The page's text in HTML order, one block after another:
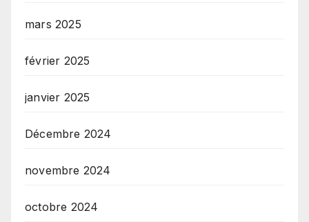
mars 2025
février 2025
janvier 2025
Décembre 2024
novembre 2024
octobre 2024